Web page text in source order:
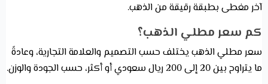
آخر مغطى بطبقة رقيقة من الذهب.
كم سعر مطلي الذهب؟
سعر مطلي الذهب يختلف حسب التصميم والعلامة التجارية، وعادةً
ما يتراوح بين 20 إلى 200 ريال سعودي أو أكثر، حسب الجودة والوزن.